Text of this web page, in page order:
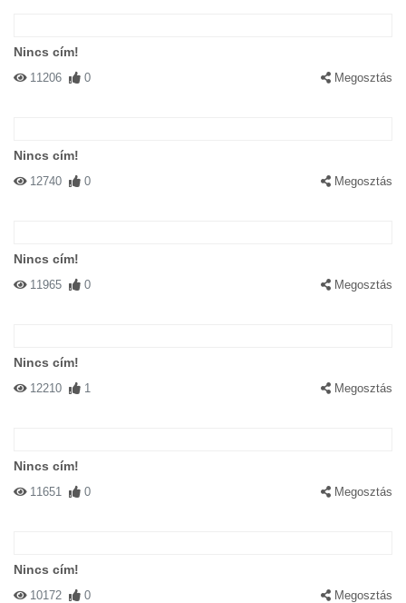
Nincs cím!
11206 0 Megosztás
Nincs cím!
12740 0 Megosztás
Nincs cím!
11965 0 Megosztás
Nincs cím!
12210 1 Megosztás
Nincs cím!
11651 0 Megosztás
Nincs cím!
10172 0 Megosztás